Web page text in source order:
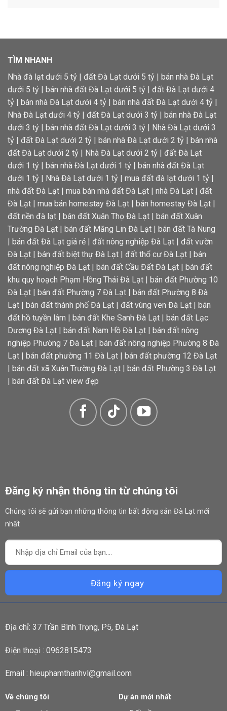
TÌM NHANH
Nhà đà lạt dưới 5 tỷ
đất Đà Lạt dưới 5 tỷ
bán nhà Đà Lạt
dưới 5 tỷ
bán nhà đất Đà Lạt dưới 5 tỷ
đất Đà Lạt dưới 4
tỷ
bán nhà Đà Lạt dưới 4 tỷ bán nhà đất Đà Lạt dưới 4 tỷ
Nhà Đà Lạt dưới 4 tỷ
đất Đà Lạt dưới 3 tỷ
bán nhà Đà Lạt
dưới 3 tỷ
bán nhà đất Đà Lạt dưới 3 tỷ
Nhà Đà Lạt dưới 3
tỷ
đất Đà Lạt dưới 2 tỷ bán nhà Đà Lạt dưới 2 tỷ
bán nhà
đất Đà Lạt dưới 2 tỷ
Nhà Đà Lạt dưới 2 tỷ
đất Đà Lạt
dưới 1 tỷ
bán nhà Đà Lạt dưới 1 tỷ
bán nhà đất Đà Lạt
dưới 1 tỷ
Nhà Đà Lạt dưới 1 tỷ mua đất đà lạt dưới 1 tỷ
nhà đất Đà Lạt
mua bán nhà đất Đà Lạt nhà Đà Lạt
đất
Đà Lạt
mua bán homestay Đà Lạt bán homestay Đà Lạt
đất nền đà lạt
bán đất Xuân Thọ Đà Lạt
bán đất Xuân
Trường Đà Lạt
bán đất Măng Lin Đà Lạt
bán đất Tà Nung
bán đất Đà Lạt giá rẻ đất nông nghiệp Đà Lạt
đất vườn
Đà Lạt
bán đất biệt thự Đà Lạt đất thổ cư Đà Lạt
bán
đất nông nghiệp Đà Lạt
bán đất Cầu Đất Đà Lạt
bán đất
khu quy hoạch Phạm Hồng Thái Đà Lạt
bán đất Phường 10
Đà Lạt
bán đất Phường 7 Đà Lạt
bán đất Phường 8 Đà
Lạt
bán đất thành phố Đà Lạt đất vùng ven Đà Lạt
bán
đất hồ tuyền lâm
bán đất Khe Sanh Đà Lạt
bán đất Lạc
Dương Đà Lạt
bán đất Nam Hồ Đà Lạt
bán đất nông
nghiệp Phường 7 Đà Lạt
bán đất nông nghiệp Phường 8 Đà
Lạt
bán đất phường 11 Đà Lạt
bán đất phường 12 Đà Lạt
bán đất xã Xuân Trường Đà Lạt
bán đất Phường 3 Đà Lạt
bán đất Đà Lạt view đẹp
Đăng ký nhận thông tin từ chúng tôi
Chúng tôi sẽ gửi bạn những thông tin bất động sản Đà Lạt mới
nhất
Địa chỉ: 37 Trần Bình Trọng, P5, Đà Lạt
Điện thoại : 0962815473
Email : hieuphamthanhvl@gmail.com
Về chúng tôi
Dự án mới nhất